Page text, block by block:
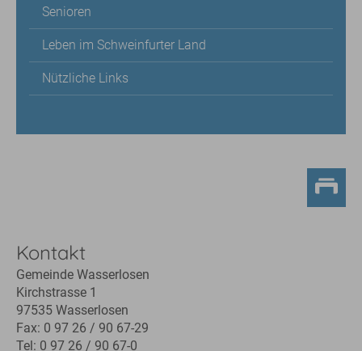
Senioren
Leben im Schweinfurter Land
Nützliche Links
Kontakt
Gemeinde Wasserlosen
Kirchstrasse 1
97535 Wasserlosen
Fax: 0 97 26 / 90 67-29
Tel: 0 97 26 / 90 67-0